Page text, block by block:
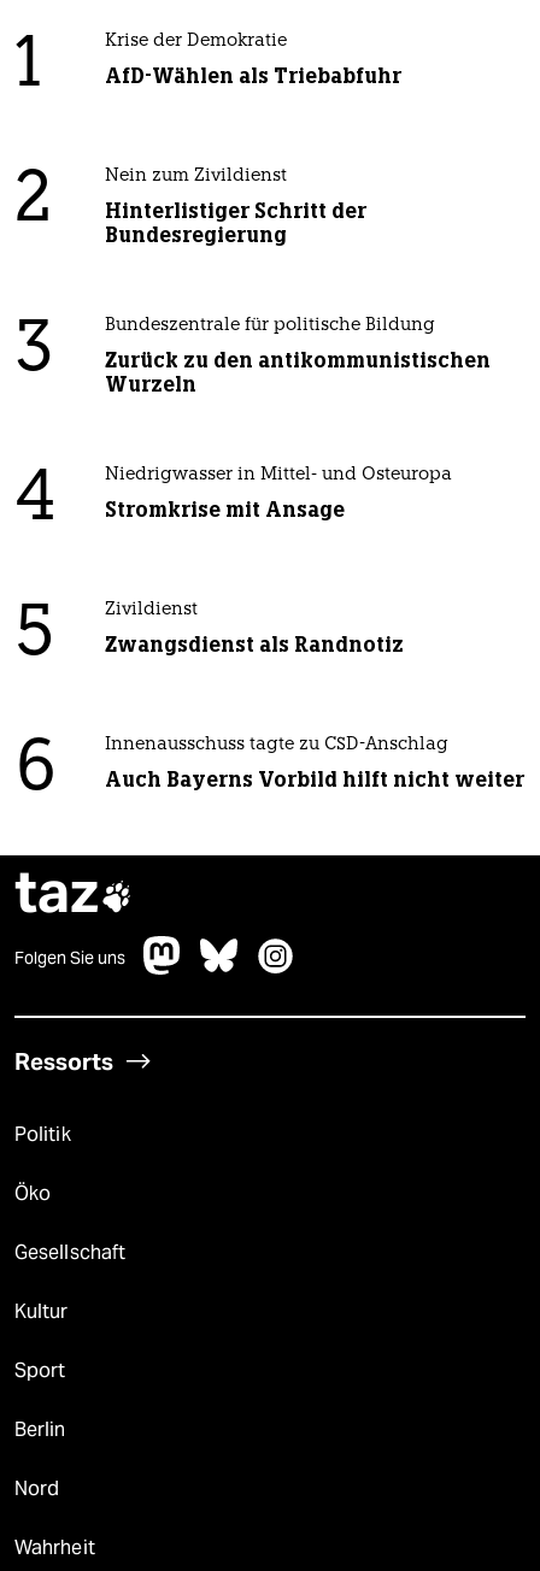
1 Krise der Demokratie
AfD-Wählen als Triebabfuhr
2 Nein zum Zivildienst
Hinterlistiger Schritt der
Bundesregierung
3 Bundeszentrale für politische Bildung
Zurück zu den antikommunistischen
Wurzeln
4 Niedrigwasser in Mittel- und Osteuropa
Stromkrise mit Ansage
5 Zivildienst
Zwangsdienst als Randnotiz
6 Innenausschuss tagte zu CSD-Anschlag
Auch Bayerns Vorbild hilft nicht weiter
taz
Folgen Sie uns
Ressorts
Politik
Öko
Gesellschaft
Kultur
Sport
Berlin
Nord
Wahrheit